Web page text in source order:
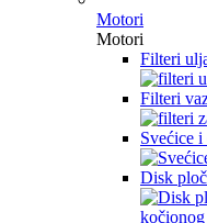
Motori
Motori
Filteri
Filteri
Svećice
Disk